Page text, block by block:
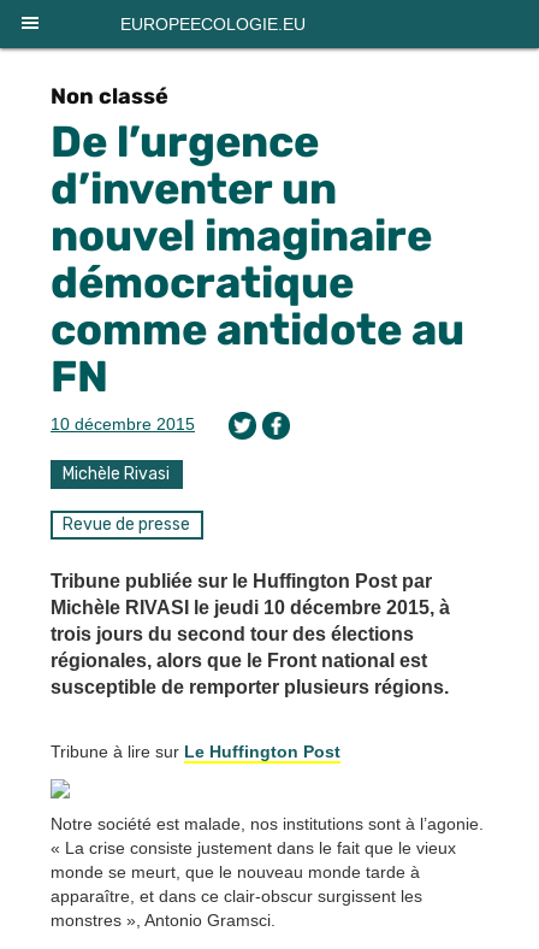
EUROPEECOLOGIE.EU
Non classé
De l’urgence
d’inventer un
nouvel imaginaire
démocratique
comme antidote au
FN
10 décembre 2015
Michèle Rivasi
Revue de presse
Tribune publiée sur le Huffington Post par
Michèle RIVASI le jeudi 10 décembre 2015, à
trois jours du second tour des élections
régionales, alors que le Front national est
susceptible de remporter plusieurs régions.
Tribune à lire sur Le Huffington Post
Notre société est malade, nos institutions sont à l’agonie.
« La crise consiste justement dans le fait que le vieux
monde se meurt, que le nouveau monde tarde à
apparaître, et dans ce clair-obscur surgissent les
monstres », Antonio Gramsci.